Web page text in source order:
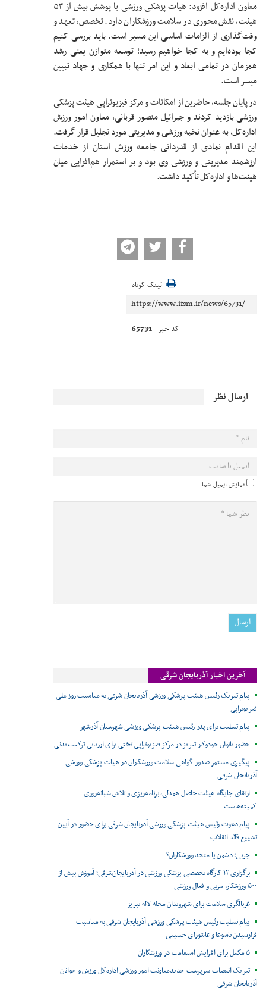
معاون اداره‌کل افزود: هیات پزشکی ورزشی با پوشش بیش از ۵۳
هیئت، نقش محوری در سلامت ورزشکاران دارد. تخصص، تعهد و
وقت‌گذاری از الزامات اساسی این مسیر است. باید بررسی کنیم
کجا بوده‌ایم و به کجا خواهیم رسید؛ توسعه متوازن یعنی رشد
همزمان در تمامی ابعاد و این امر تنها با همکاری و جهاد تبیین
میسر است.
در پایان جلسه، حاضرین از امکانات و مرکز فیزیوتراپی هیئت پزشکی
ورزشی بازدید کردند و جبرائیل منصور قربانی، معاون امور ورزش
اداره‌کل، به عنوان نخبه ورزشی و مدیریتی مورد تجلیل قرار گرفت.
این اقدام نمادی از قدردانی جامعه ورزش استان از خدمات
ارزشمند مدیریتی و ورزشی وی بود و بر استمرار هم‌افزایی میان
هیئت‌ها و اداره‌کل تأکید داشت.
لینک کوتاه
کد خبر 65731
ارسال نظر
نمایش ایمیل شما
آخرین اخبار آذربایجان شرقی
پیام تبریک رئیس هیئت پزشکی ورزشی آذربایجان شرقی به مناسبت روز ملی
فیزیوتراپی
پیام تسلیت برای پدر رئیس هیئت پزشکی ورزشی شهرستان آذرشهر
حضور بانوان جودوکار تبریز در مرکز فیزیوتراپی تختی برای ارزیابی ترکیب بدنی
پیگیری مستمر صدور گواهی سلامت ورزشکاران در هیات پزشکی ورزشی
آذربایجان شرقی
ارتقای جایگاه هیئت حاصل همدلی، برنامه‌ریزی و تلاش شبانه‌روزی
کمیته‌هاست
پیام دعوت رئیس هیئت پزشکی ورزشی آذربایجان شرقی برای حضور در آیین
تشییع قائد انقلاب
چربی؛ دشمن یا متحد ورزشکاران؟
برگزاری ۱۲ کارگاه تخصصی پزشکی ورزشی در آذربایجان‌شرقی؛ آموزش بیش از
۵۰۰ ورزشکار، مربی و فعال ورزشی
غربالگری سلامت برای شهروندان محله لاله تبریز
پیام تسلیت رئیس هیئت پزشکی ورزشی آذربایجان شرقی به مناسبت
فرارسیدن تاسوعا و عاشورای حسینی
۵ مکمل برای افزایش استقامت در ورزشکاران
تبریک انتصاب سرپرست جدیدمعاونت امور ورزشی اداره‌کل ورزش و جوانان
آذربایجان شرقی